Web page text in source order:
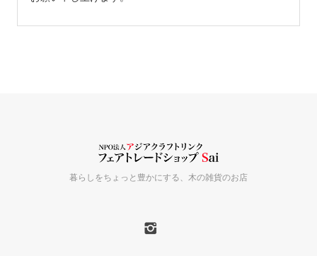
暮らしをちょっと豊かにする、木の雑貨のお店